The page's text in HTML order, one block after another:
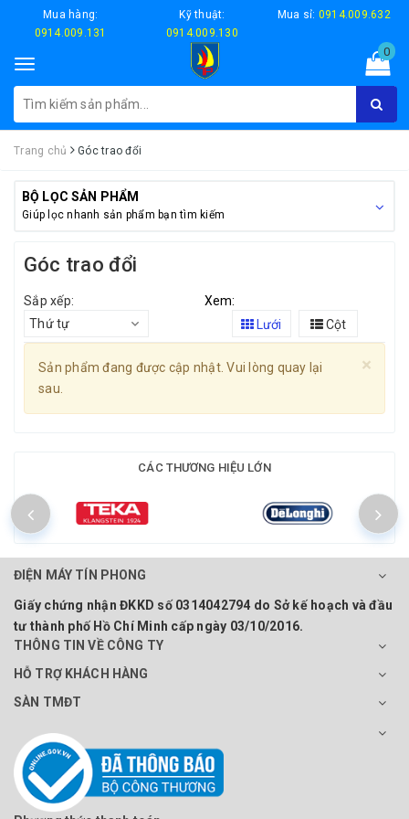
Mua hàng:
0914.009.131
Kỹ thuật:
0914.009.130
Mua sỉ: 0914.009.632
Toggle
navigation
0
Trang chủ Góc trao đổi
BỘ LỌC SẢN PHẨM
Giúp lọc nhanh sản phẩm bạn tìm kiếm
Góc trao đổi
Sắp xếp:
Thứ tự
Xem:
Lưới
Cột
×
Sản phẩm đang được cập nhật. Vui lòng quay lại
sau.
CÁC THƯƠNG HIỆU LỚN
ĐIỆN MÁY TÍN PHONG
Giấy chứng nhận ĐKKD số 0314042794 do Sở kế hoạch và đầu
tư thành phố Hồ Chí Minh cấp ngày 03/10/2016.
THÔNG TIN VỀ CÔNG TY
HỖ TRỢ KHÁCH HÀNG
SÀN TMĐT